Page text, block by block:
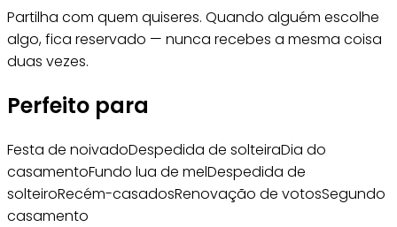
Partilha com quem quiseres. Quando alguém escolhe
algo, fica reservado — nunca recebes a mesma coisa
duas vezes.
Perfeito para
Festa de noivadoDespedida de solteiraDia do
casamentoFundo lua de melDespedida de
solteiroRecém-casadosRenovação de votosSegundo
casamento